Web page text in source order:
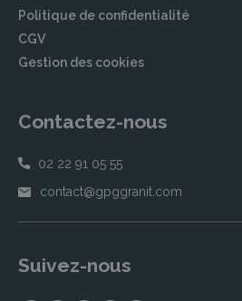
Politique de confidentialité
CGV
Gestion des cookies
Contactez-nous
02 22 91 05 55
contact@gpggranit.com
Suivez-nous